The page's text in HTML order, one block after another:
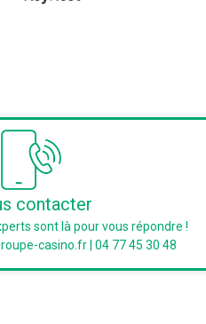
contacter
sont là pour vous répondre !
casino.fr | 04 77 45 30 48